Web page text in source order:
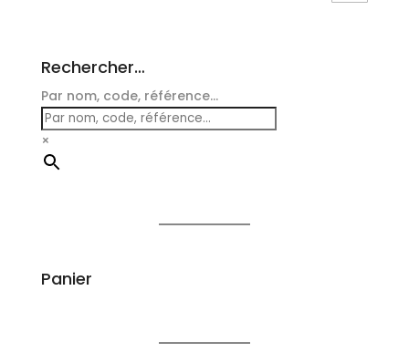
Rechercher…
Par nom, code, référence...
×
Panier